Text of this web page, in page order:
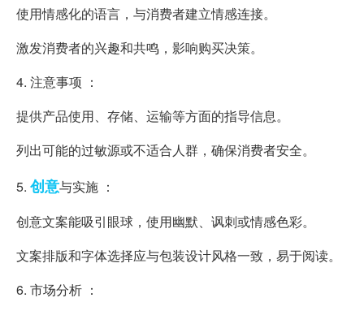
使用情感化的语言，与消费者建立情感连接。
激发消费者的兴趣和共鸣，影响购买决策。
4. 注意事项 ：
提供产品使用、存储、运输等方面的指导信息。
列出可能的过敏源或不适合人群，确保消费者安全。
5. 创意与实施 ：
创意文案能吸引眼球，使用幽默、讽刺或情感色彩。
文案排版和字体选择应与包装设计风格一致，易于阅读。
6. 市场分析 ：